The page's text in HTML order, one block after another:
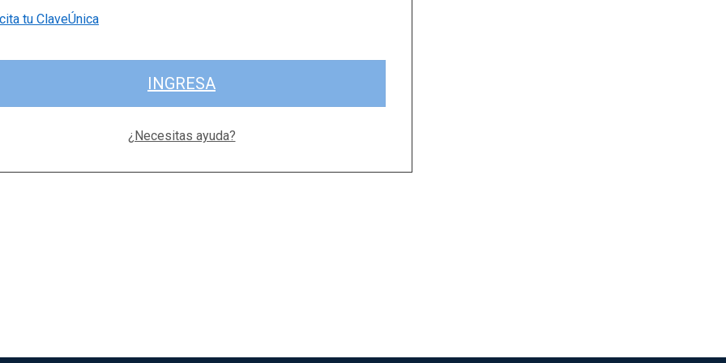
tu ClaveÚnica
INGRESA
¿Necesitas ayuda?